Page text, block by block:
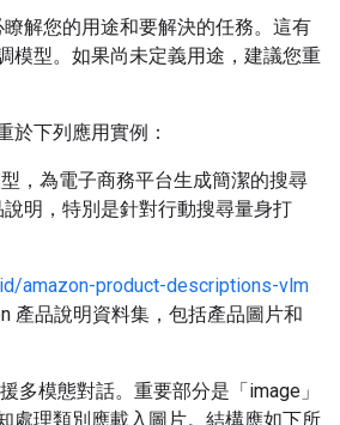
解您的用途和要解決的任務。這有
模型。如果尚未定義用途，建議您重
於下列應用實例：
，為電子商務平台生成簡潔的搜尋
明，特別是針對行動搜尋量身打
amazon-product-descriptions-vlm
產品說明資料集，包括產品圖片和
多模態對話。重要部分是「image」
處理類別應載入圖片。結構應如下所